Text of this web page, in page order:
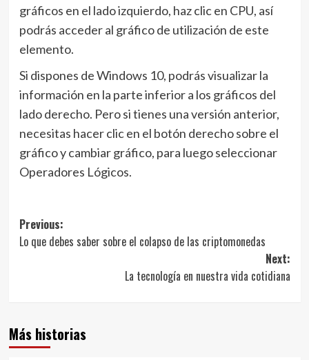
gráficos en el lado izquierdo, haz clic en CPU, así
podrás acceder al gráfico de utilización de este
elemento.
Si dispones de Windows 10, podrás visualizar la
información en la parte inferior a los gráficos del
lado derecho. Pero si tienes una versión anterior,
necesitas hacer clic en el botón derecho sobre el
gráfico y cambiar gráfico, para luego seleccionar
Operadores Lógicos.
Navegación
de
Previous:
Lo que debes saber sobre el colapso de las criptomonedas
Next:
La tecnología en nuestra vida cotidiana
Más historias